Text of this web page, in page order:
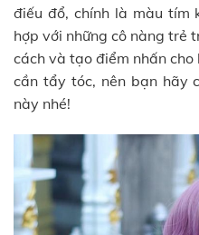
điếu đổ, chính là màu tím
hợp với những cô nàng trẻ
cách và tạo điểm nhấn
cần tẩy tóc, nên bạn hãy
này nhé!